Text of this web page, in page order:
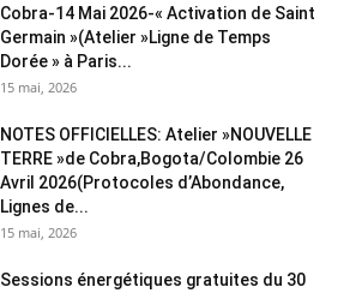
Cobra-14 Mai 2026-« Activation de Saint
Germain »(Atelier »Ligne de Temps
Dorée » à Paris...
15 mai, 2026
NOTES OFFICIELLES: Atelier »NOUVELLE
TERRE »de Cobra,Bogota/Colombie 26
Avril 2026(Protocoles d’Abondance,
Lignes de...
15 mai, 2026
Sessions énergétiques gratuites du 30